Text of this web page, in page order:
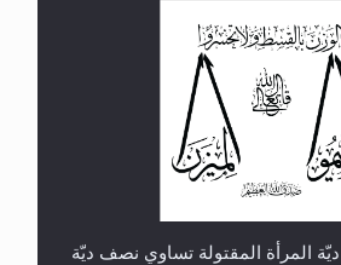
عليه السلام.. 4...
المرأة المقتولة تساوي نصف ديّة